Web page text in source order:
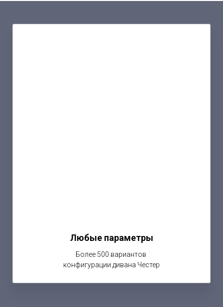
Любые параметры
Более 500 вариантов
конфигурации дивана Честер